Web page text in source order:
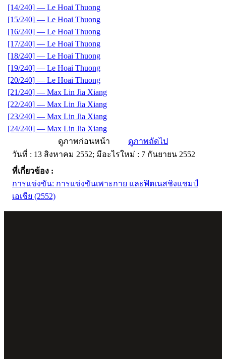
[14/240] — Le Hoai Thuong
[15/240] — Le Hoai Thuong
[16/240] — Le Hoai Thuong
[17/240] — Le Hoai Thuong
[18/240] — Le Hoai Thuong
[19/240] — Le Hoai Thuong
[20/240] — Le Hoai Thuong
[21/240] — Max Lin Jia Xiang
[22/240] — Max Lin Jia Xiang
[23/240] — Max Lin Jia Xiang
[24/240] — Max Lin Jia Xiang
ดูภาพก่อนหน้า
ดูภาพถัดไป
วันที่ : 13 สิงหาคม 2552; มีอะไรใหม่ : 7 กันยายน 2552
ที่เกี่ยวข้อง :
การแข่งขัน: การแข่งขันเพาะกาย และฟิตเนสชิงแชมป์
เอเชีย (2552)